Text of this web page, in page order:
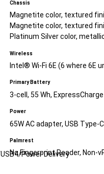
Power Delivery
Chassis
Magnetite color, textured
Magnetite color, textured
Platinum Silver color,
Wireless
Intel® Wi-Fi 6E (6 where 6E
Primary Battery
3-cell, 55 Wh,
Power
65W AC adapter, USB Type-C
Palmrest
No Fingerprint Reader, Non-